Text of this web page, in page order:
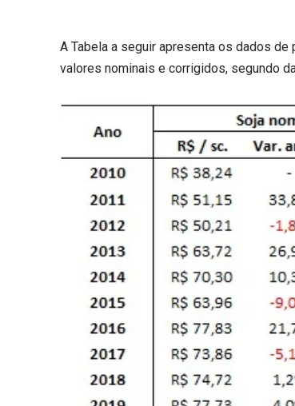
A Tabela a seguir apresenta os dados
valores nominais e corrigidos, segundo